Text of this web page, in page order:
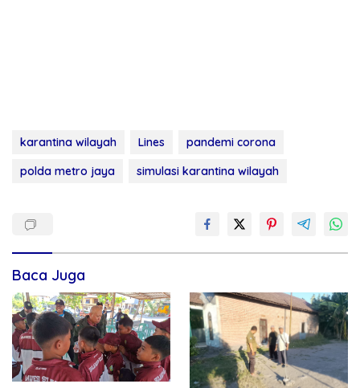
karantina wilayah Lines
pandemi corona
polda metro jaya
simulasi karantina wilayah
Baca Juga